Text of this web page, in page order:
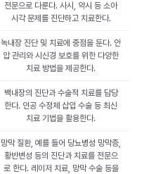
전문으로 다룬다. 사시, 약시 등 소아
시각 문제를 진단하고 치료한다.
녹내장 진단 및 치료에 중점을 둔다. 안
압 관리와 시신경 보호를 위한 다양한
치료 방법을 제공한다.
백내장의 진단과 수술적 치료를 담당
한다. 인공 수정체 삽입 수술 등 최신
치료 기법을 활용한다.
망막 질환, 예를 들어 당뇨병성 망막증,
황반변성 등의 진단과 치료를 전문으
로 한다. 레이저 치료, 망막 수술 등을